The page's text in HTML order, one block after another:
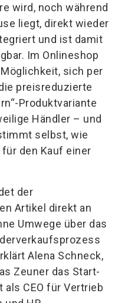
wird, noch während
liegt, direkt wieder
und ist damit
Im Onlineshop
sich per
preisreduzierte
Produktvariante
Händler – und
selbst, wie
den Kauf einer
der
Artikel direkt an
Umwege über das
Alena Schneck,
Zeuner das Start-
als CEO für Vertrieb